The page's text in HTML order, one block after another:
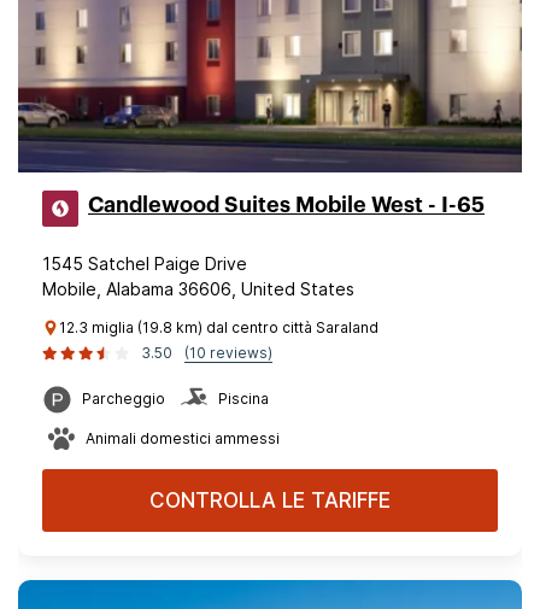
Candlewood Suites Mobile West - I-65
1545 Satchel Paige Drive
Mobile, Alabama 36606, United States
12.3 miglia (19.8 km) dal centro città Saraland
3.50
(10 reviews)
Parcheggio Piscina
Animali domestici ammessi
CONTROLLA LE TARIFFE